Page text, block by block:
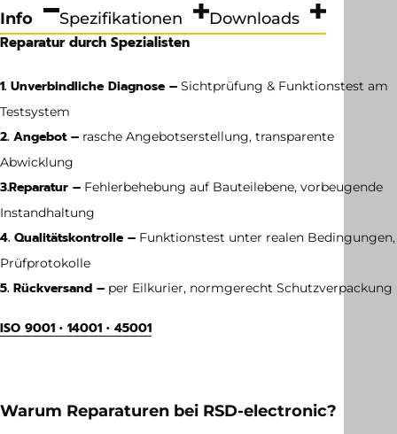
Info
Reparatur durch Spezialisten
1. Unverbindliche Diagnose – Sichtprüfung & Funktionstest am
Testsystem
2. Angebot – rasche Angebotserstellung, transparente
Abwicklung
3.Reparatur – Fehlerbehebung auf Bauteilebene, vorbeugende
Instandhaltung
4. Qualitätskontrolle – Funktionstest unter realen Bedingungen,
Prüfprotokolle
5. Rückversand – per Eilkurier, normgerecht Schutzverpackung
ISO 9001 • 14001 • 45001
Spezifikationen Downloads
Warum Reparaturen bei RSD-electronic?